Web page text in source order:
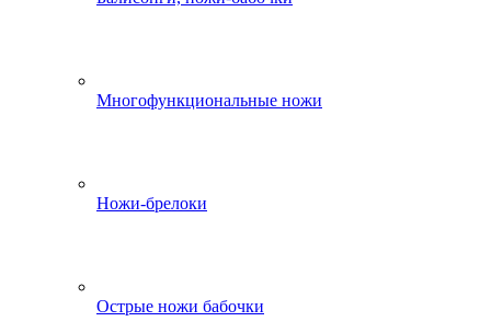
Многофункциональные ножи
Ножи-брелоки
Острые ножи бабочки